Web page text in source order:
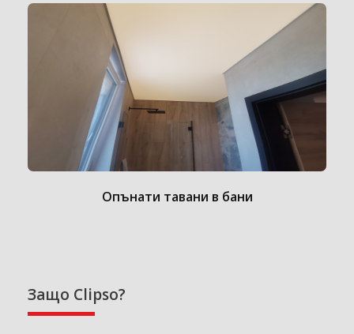
Опънати тавани в бани
Защо Clipso?